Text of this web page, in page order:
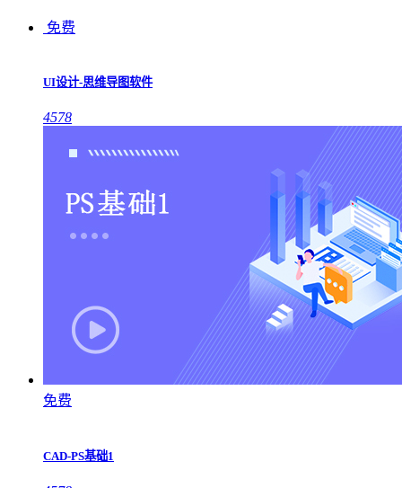
免费
UI设计-思维导图软件
4578
免费
CAD-PS基础1